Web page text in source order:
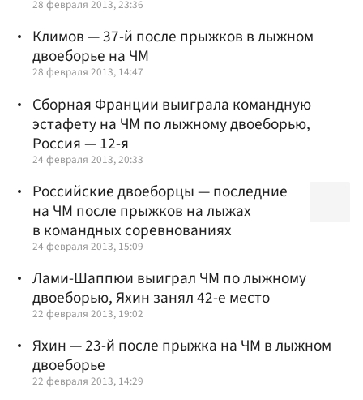
28 февраля 2013, 23:36
Климов — 37-й после прыжков в лыжном
двоеборье на ЧМ
28 февраля 2013, 14:47
Сборная Франции выиграла командную
эстафету на ЧМ по лыжному двоеборью,
Россия — 12-я
24 февраля 2013, 20:33
Российские двоеборцы — последние
на ЧМ после прыжков на лыжах
в командных соревнованиях
24 февраля 2013, 15:09
Лами-Шаппюи выиграл ЧМ по лыжному
двоеборью, Яхин занял 42-е место
22 февраля 2013, 19:02
Яхин — 23-й после прыжка на ЧМ в лыжном
двоеборье
22 февраля 2013, 14:29